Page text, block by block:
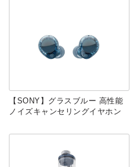
【SONY】グラスブルー 高性能
ノイズキャンセリングイヤホン